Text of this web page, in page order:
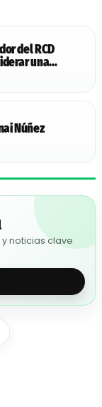
del RCD
una
Núñez
noticias clave